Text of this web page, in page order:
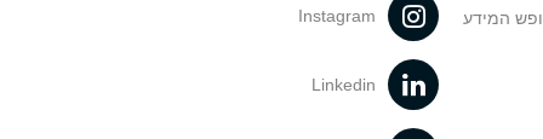
המידע
Instagram
Linkedin